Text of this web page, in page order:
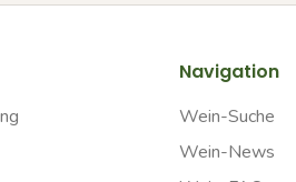
Navigation
Wein-Suche
Wein-News